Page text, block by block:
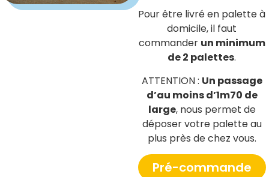
Pour être livré en palette à
domicile, il faut
commander un minimum
de 2 palettes.
ATTENTION : Un passage
d’au moins d’1m70 de
large, nous permet de
déposer votre palette au
plus près de chez vous.
Pré-commande